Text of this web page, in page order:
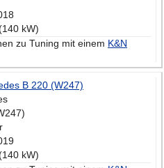
kW)
zu Tuning mit einem K&N
B 220 (W247)
kW)